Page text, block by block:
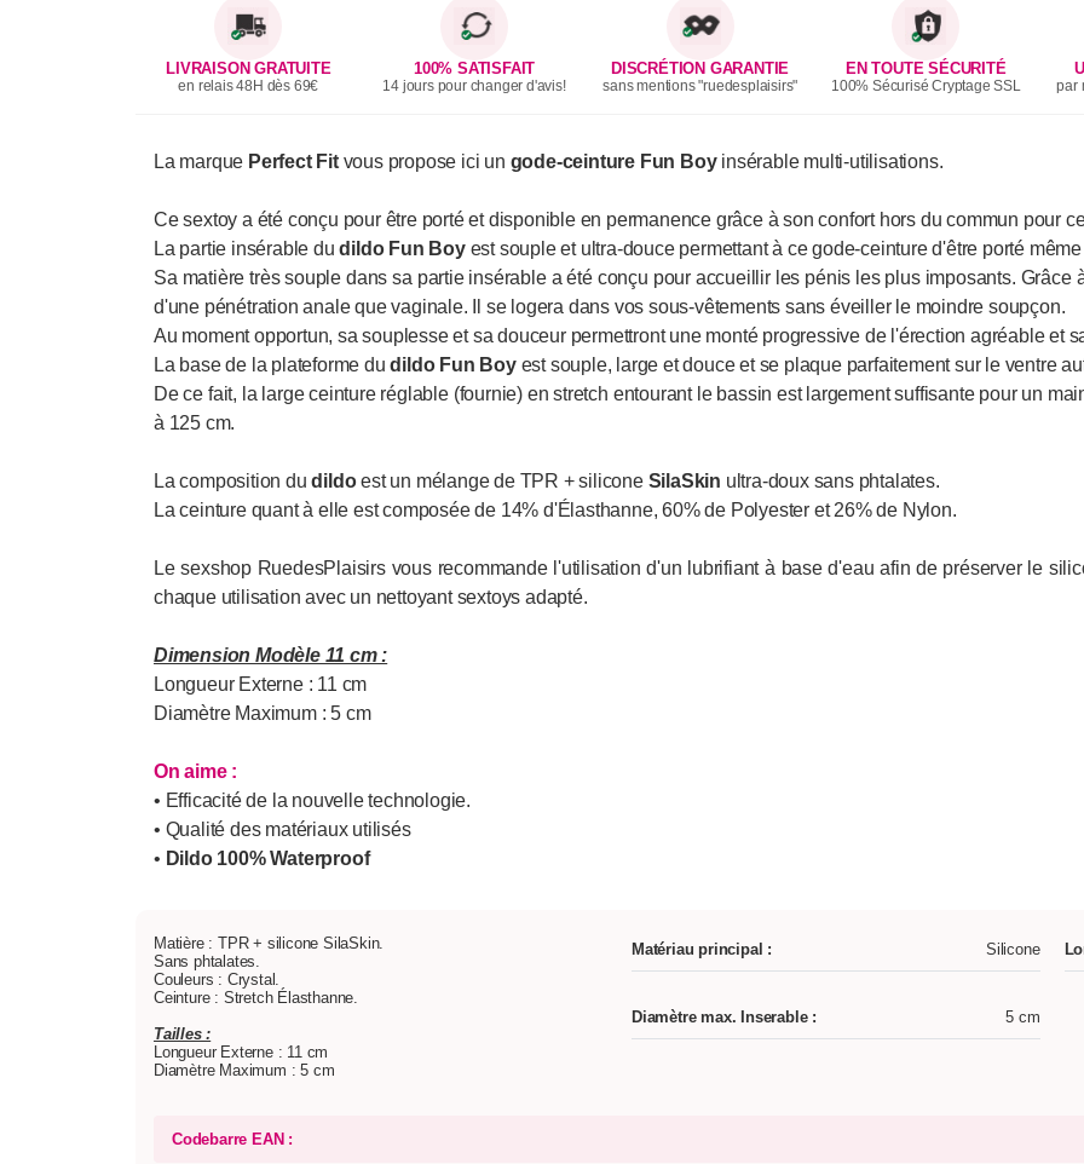
LIVRAISON GRATUITE
en relais 48H dès 69€
100% SATISFAIT
14 jours pour changer d'avis!
DISCRÉTION GARANTIE
sans mentions "ruedesplaisirs"
EN TOUTE SÉCURITÉ
100% Sécurisé Cryptage SSL par
La marque Perfect Fitvous propose ici un gode-ceinture Fun Boyinsérable multi-utilisations.
Ce sextoy a été conçu pour être porté et disponible en permanence grâce à son confort hors du commun pour
La partie insérable dudildo Fun Boyest souple et ultra-douce permettant à ce gode-ceinture d'être porté
Sa matière très souple dans sa partie insérable a été conçu pour accueillir les pénis les plus imposants.
d'une pénétration anale que vaginale. Il se logera dans vos sous-vêtements sans éveiller le moindre soupçon.
Au moment opportun, sa souplesse et sa douceur permettront une monté progressive de l'érection agréable et
La base de la plateforme dudildo Fun Boyest souple, large et douce et se plaque parfaitement sur le ventre
De ce fait, la large ceinture réglable (fournie) en stretch entourant le bassin est largement suffisante pour un
à 125 cm.
La composition dudildoest un mélange de TPR + silicone SilaSkin ultra-doux sans phtalates.
La ceinture quant à elle est composée de 14% d'Élasthanne, 60% de Polyester et 26% de Nylon.
Le sexshop RuedesPlaisirs vous recommande l'utilisation d'un lubrifiant à base d'eau afin de préserver le
chaque utilisation avec un nettoyant sextoys adapté.
Dimension Modèle 11 cm :
Longueur Externe : 11 cm
Diamètre Maximum : 5 cm
On aime :
• Efficacité de la nouvelle technologie.
• Qualité des matériaux utilisés
• Dildo 100% Waterproof
Matière : TPR + silicone SilaSkin.
Sans phtalates.
Couleurs : Crystal.
Ceinture : Stretch Élasthanne.
Tailles :
Longueur Externe : 11 cm
Diamètre Maximum : 5 cm
Matériau principal : Silicone
Diamètre max. Inserable : 5 cm
Codebarre EAN :